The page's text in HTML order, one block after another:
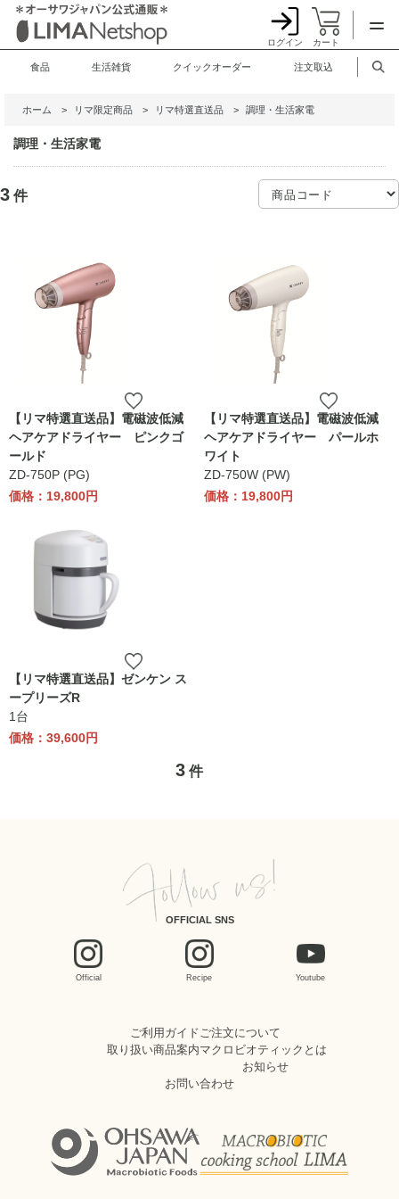
ログイン カート
食品 生活雑貨 クイックオーダー 注文取込
ホーム > リマ限定商品 > リマ特選直送品 > 調理・生活家電
調理・生活家電
3 件
【リマ特選直送品】電磁波低減
ヘアケアドライヤー ピンクゴ
ールド
ZD-750P (PG)
価格：19,800円
【リマ特選直送品】電磁波低減
ヘアケアドライヤー パールホ
ワイト
ZD-750W (PW)
価格：19,800円
【リマ特選直送品】ゼンケン ス
ープリーズR
1台
価格：39,600円
3 件
OFFICIAL SNS
Official Recipe Youtube
ご利用ガイドご注文について
取り扱い商品案内マクロビオティックとは
お知らせ
お問い合わせ